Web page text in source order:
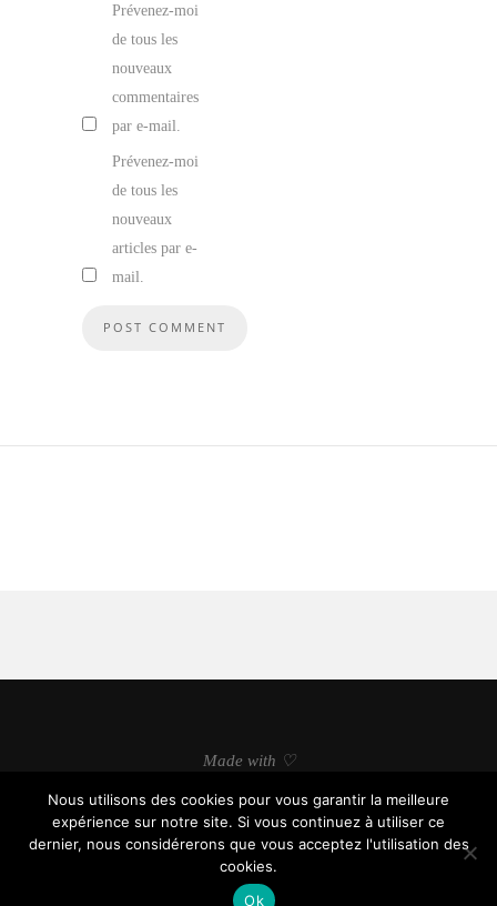
Prévenez-moi
de tous les
nouveaux
commentaires
par e-mail.
Prévenez-moi
de tous les
nouveaux
articles par e-
mail.
Made with ♡
© soyonsfutiles.com, tous droits réservés.
Nous utilisons des cookies pour vous garantir la meilleure
expérience sur notre site. Si vous continuez à utiliser ce
dernier, nous considérerons que vous acceptez l'utilisation des
cookies.
Ok